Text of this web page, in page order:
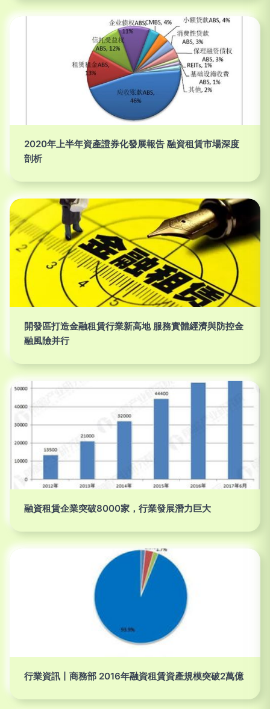
2020年上半年資產證券化發展報告 融資租賃市場深度
剖析
開發區打造金融租賃行業新高地 服務實體經濟與防控金
融風險并行
融資租賃企業突破8000家，行業發展潛力巨大
行業資訊丨商務部 2016年融資租賃資產規模突破2萬億